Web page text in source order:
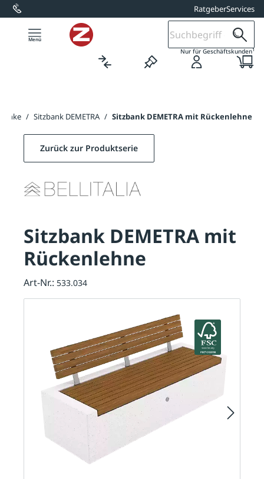
springen RatgeberServices
Nur für Geschäftskunden1
/ Sitzbank DEMETRA / Sitzbank DEMETRA mit Rückenlehne
Zurück zur Produktserie
Sitzbank DEMETRA mit
Rückenlehne
Art-Nr.: 533.034